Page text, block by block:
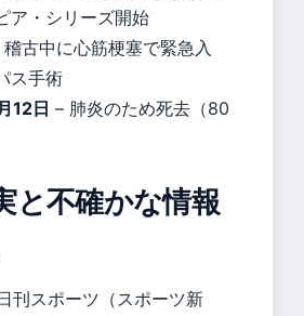
ア・シリーズ開始
稽古中に心筋梗塞で緊急入
ス手術
12日 – 肺炎のため死去（80
と不確かな情報
刊スポーツ（スポーツ新